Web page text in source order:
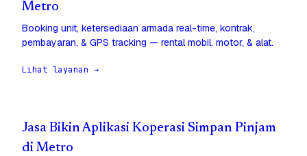
Metro
Booking unit, ketersediaan armada real-time, kontrak,
pembayaran, & GPS tracking — rental mobil, motor, & alat.
Lihat layanan →
Jasa Bikin Aplikasi Koperasi Simpan Pinjam
di Metro